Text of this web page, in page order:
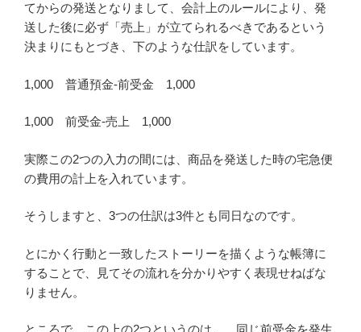
てからの発送となりまして、会計上のルールにより、発
送した後に必ず「売上」が立てられるべきであるという
決まりにもとづき、下のような仕訳をしています。
1,000 普通預金-前受金 1,000
1,000 前受金-売上 1,000
実際この2つの入力の間には、商品を発送した時の宅急便
の費用の計上を入れています。
そうしますと、3つの仕訳は3件とも同日なのです。
とにかく行動と一致したストーリーを描くような帳簿に
することで、見てその流れを分かりやすく表現せねばな
りません。